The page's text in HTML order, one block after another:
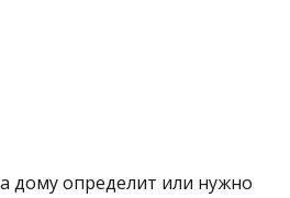
дому определит или нужно